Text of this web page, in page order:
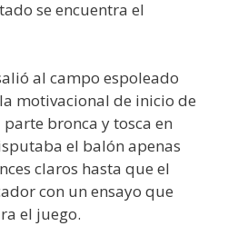
se encuentra el
al campo espoleado
motivacional de inicio de
bronca y tosca en
el balón apenas
claros hasta que el
con un ensayo que
el juego.